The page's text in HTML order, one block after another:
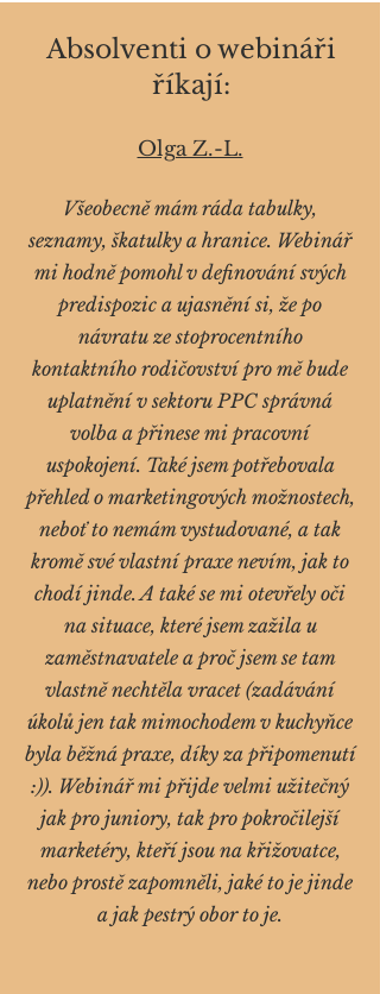
Absolventi o webináři
říkají:
Olga Z.-L.
Všeobecně mám ráda tabulky,
seznamy, škatulky a hranice. Webinář
mi hodně pomohl v definování svých
predispozic a ujasnění si, že po
návratu ze stoprocentního
kontaktního rodičovství pro mě bude
uplatnění v sektoru PPC správná
volba a přinese mi pracovní
uspokojení. Také jsem potřebovala
přehled o marketingových možnostech,
neboť to nemám vystudované, a tak
kromě své vlastní praxe nevím, jak to
chodí jinde. A také se mi otevřely oči
na situace, které jsem zažila u
zaměstnavatele a proč jsem se tam
vlastně nechtěla vracet (zadávání
úkolů jen tak mimochodem v kuchyňce
byla běžná praxe, díky za připomenutí
:)). Webinář mi přijde velmi užitečný
jak pro juniory, tak pro pokročilejší
marketéry, kteří jsou na křižovatce,
nebo prostě zapomněli, jaké to je jinde
a jak pestrý obor to je.